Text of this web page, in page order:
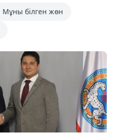
Мұны білген жөн